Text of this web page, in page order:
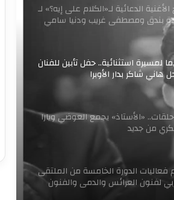
الدعائية لـ«الكلام على إيه؟» لـ
بندق ومصطفى غريب ودنيا سامي
لمسيرة استثنائية.. حفل تأبين للفنان
هاني شاكر بدار الأوبرا
حلقات.. «الأستاذ» يجمع العوضي ويارا
من جديد
فعاليات الدورة الخامسة من الملتقى
لفنون العرائس والدمى والفنون